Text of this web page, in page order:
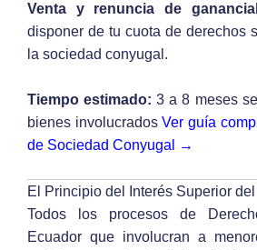
Venta y renuncia de
disponer de tu cuota de derechos
la sociedad conyugal.
Tiempo estimado: 3 a 8 meses
bienes involucradosVer guía
de Sociedad Conyugal →
El Principio del Interés Superior
Todos los procesos de
Ecuador que involucran a